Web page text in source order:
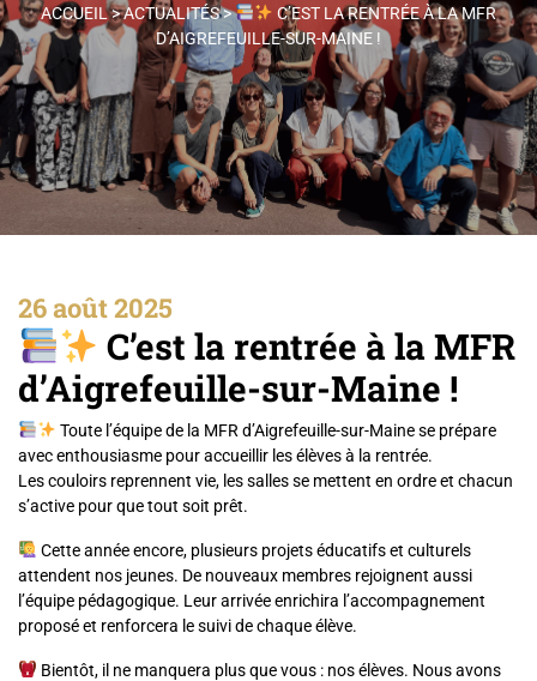
ACCUEIL>ACTUALITÉS>
C’EST LA RENTRÉE À LA MFR
D’AIGREFEUILLE-SUR-MAINE !
26 août 2025
C’est la rentrée à la MFR
d’Aigrefeuille-sur-Maine !
Toute l’équipe de la MFR d’Aigrefeuille-sur-Maine se prépare
avec enthousiasme pour accueillir les élèves à la rentrée.
Les couloirs reprennent vie, les salles se mettent en ordre et chacun
s’active pour que tout soit prêt.
Cette année encore, plusieurs projets éducatifs et culturels
attendent nos jeunes. De nouveaux membres rejoignent aussi
l’équipe pédagogique. Leur arrivée enrichira l’accompagnement
proposé et renforcera le suivi de chaque élève.
Bientôt, il ne manquera plus que vous : nos élèves. Nous avons